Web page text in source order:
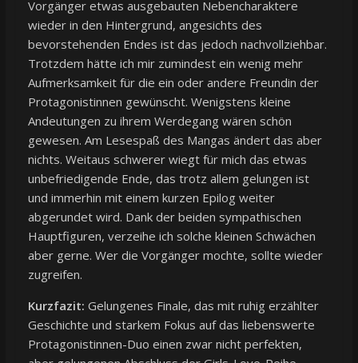
Vorgänger etwas ausgebauten Nebencharaktere
wieder in den Hintergrund, angesichts des
bevorstehenden Endes ist das jedoch nachvollziehbar.
Trotzdem hätte ich mir zumindest ein wenig mehr
Aufmerksamkeit für die ein oder andere Freundin der
Protagonistinnen gewünscht. Wenigstens kleine
Andeutungen zu ihrem Werdegang wären schön
gewesen. Am Lesespaß des Mangas ändert das aber
nichts. Weitaus schwerer wiegt für mich das etwas
unbefriedigende Ende, das trotz allem gelungen ist
und immerhin mit einem kurzen Epilog weiter
abgerundet wird. Dank der beiden sympathischen
Hauptfiguren, verzeihe ich solche kleinen Schwächen
aber gerne. Wer die Vorgänger mochte, sollte wieder
zugreifen.
Kurzfazit: Gelungenes Finale, das mit ruhig erzählter
Geschichte und starkem Fokus auf das liebenswerte
Protagonistinnen-Duo einen zwar nicht perfekten,